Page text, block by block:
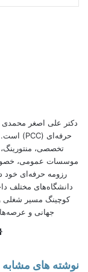
and
on the
attended by
and
ECO secretariat
by Mr.
from Dehli,
Soomro,
and School
Senka
دکتر علی اصغر
تخصصی،
موسسات عمومی،
رزومه حرفه‌ای خود
دانشگاه‌های مختلف
كوچینگ مسیر شغلی و
جهانی و
نوشته های مشابه